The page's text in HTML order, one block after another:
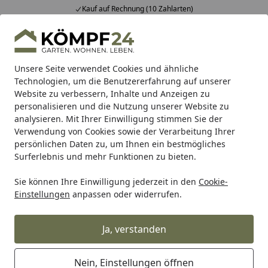
Unsere Seite verwendet Cookies und ähnliche
Technologien, um die Benutzererfahrung auf unserer
Website zu verbessern, Inhalte und Anzeigen zu
personalisieren und die Nutzung unserer Website zu
analysieren. Mit Ihrer Einwilligung stimmen Sie der
Verwendung von Cookies sowie der Verarbeitung Ihrer
persönlichen Daten zu, um Ihnen ein bestmögliches
Surferlebnis und mehr Funktionen zu bieten.
Sie können Ihre Einwilligung jederzeit in den Cookie-
Einstellungen anpassen oder widerrufen.
Ja, verstanden
Nein, Einstellungen öffnen
Kauf auf Rechnung (10 Zahlarten)
Alle Produkte
Mein Konto
Suchen
Startseite
Sauna: Wellness für alle Sinne Innensauna
B-Ware Infraworld Sauna Safir
Complete Fichte - 75 mm
Multifunktionssauna inkl. 5-
teiligem gratis Zubehörset
B-WARE